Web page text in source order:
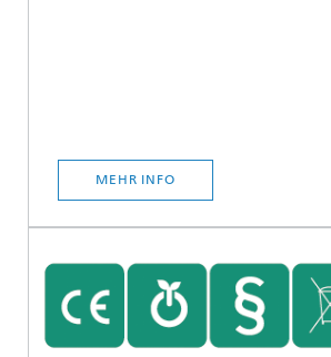
MEHR INFO